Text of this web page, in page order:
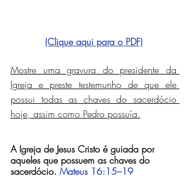
(Clique aqui para o PDF)
Mostre uma gravura do presidente da
Igreja e preste testemunho de que ele
possui todas as chaves do sacerdócio
hoje, assim como Pedro possuía.
A Igreja de Jesus Cristo é guiada por
aqueles que possuem as chaves do
sacerdócio. Mateus 16:15–19